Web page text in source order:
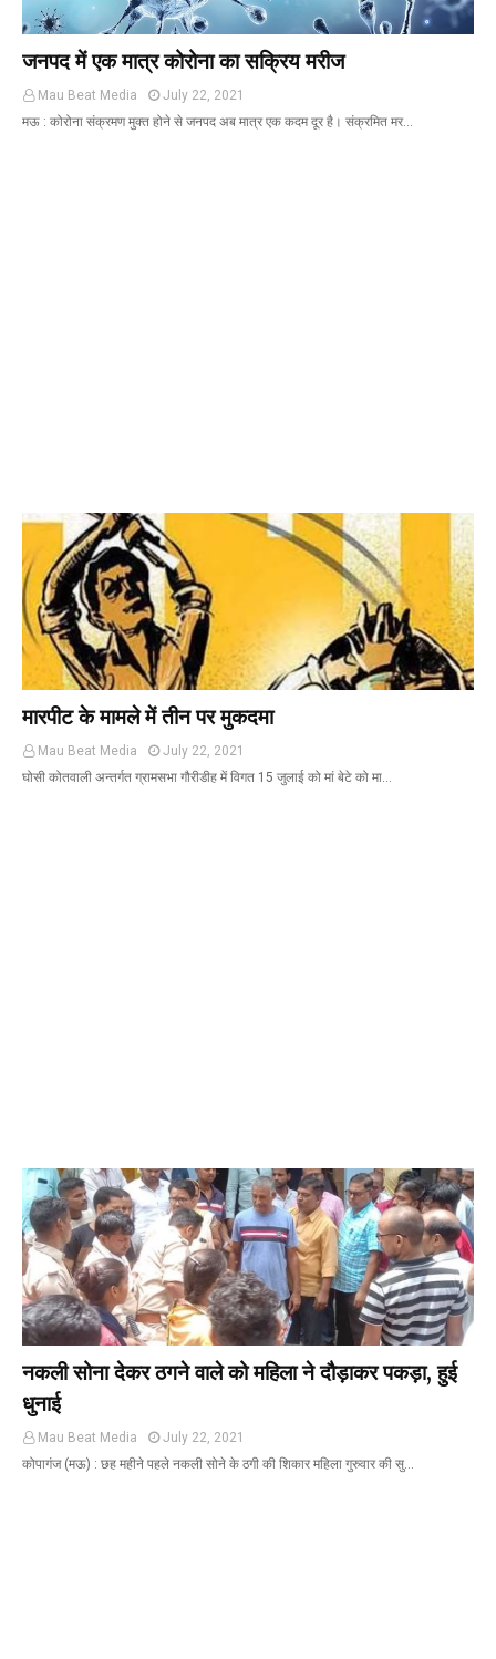
जनपद में एक मात्र कोरोना का सक्रिय मरीज
Mau Beat Media
July 22, 2021
मऊ : कोरोना संक्रमण मुक्त होने से जनपद अब मात्र एक कदम दूर है। संक्रमित मर…
मारपीट के मामले में तीन पर मुकदमा
Mau Beat Media
July 22, 2021
घोसी कोतवाली अन्तर्गत ग्रामसभा गौरीडीह में विगत 15 जुलाई को मां बेटे को मा…
नकली सोना देकर ठगने वाले को महिला ने दौड़ाकर पकड़ा, हुई
धुनाई
Mau Beat Media
July 22, 2021
कोपागंज (मऊ) : छह महीने पहले नकली सोने के ठगी की शिकार महिला गुरुवार की सु…